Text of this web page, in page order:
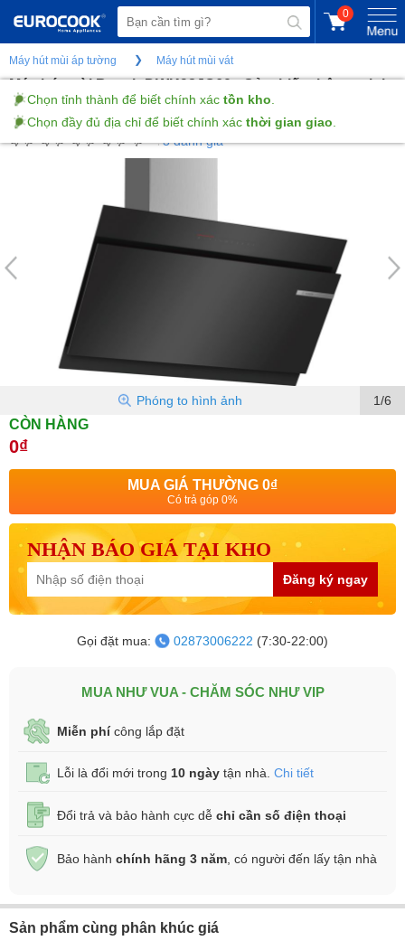
0
Chọn tỉnh thành để biết chính xác tồn kho
Chọn đầy đủ địa chỉ để biết chính xác thời gian giao
Máy hút mùi áp tường Máy hút mùi vát
Máy hút mùi Bosch DWK98JQ60 - Cảm biến thông minh
PerfectAir
3 đánh giá
1/6
Phóng to hình ảnh
CÒN HÀNG
0₫
MUA GIÁ THƯỜNG 0₫
Có trả góp 0%
NHẬN BÁO GIÁ TẠI KHO
Đăng ký ngay
Gọi đặt mua: 02873006222 (7:30-22:00)
MUA NHƯ VUA - CHĂM SÓC NHƯ VIP
Miễn phícông lắp đặt
Lỗi là đổi mới trong 10 ngày tận nhà. Chi tiết
Đổi trả và bảo hành cực dễ chỉ cần số điện thoại
Bảo hành chính hãng 3 năm , có người đến lấy tận nhà
Sản phẩm cùng phân khúc giá